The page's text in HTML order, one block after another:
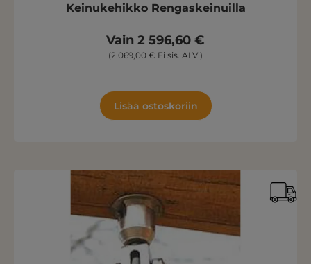
Keinukehikko Rengaskeinuilla
Vain 2 596,60 €
(2 069,00 € Ei sis. ALV )
Lisää ostoskoriin